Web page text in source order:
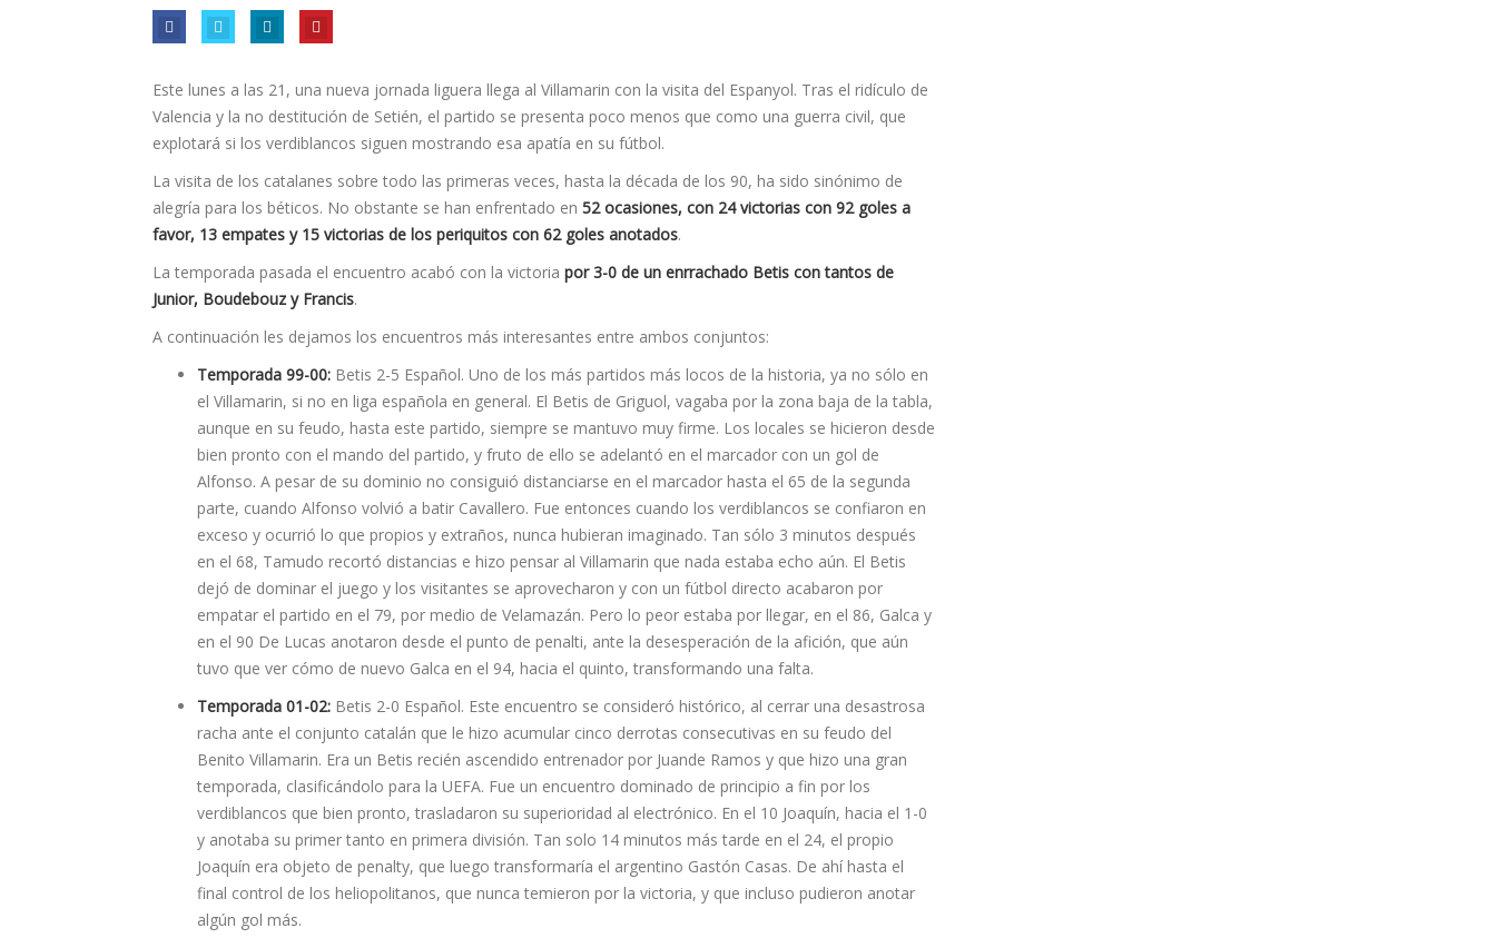
Este lunes a las 21, una nueva jornada liguera llega al Villamarin con la visita del Espanyol. Tras el ridículo de
Valencia y la no destitución de Setién, el partido se presenta poco menos que como una guerra civil, que
explotará si los verdiblancos siguen mostrando esa apatía en su fútbol.
La visita de los catalanes sobre todo las primeras veces, hasta la década de los 90, ha sido sinónimo de
alegría para los béticos. No obstante se han enfrentado en 52 ocasiones, con 24 victorias con 92 goles a
favor, 13 empates y 15 victorias de los periquitos con 62 goles anotados.
La temporada pasada el encuentro acabó con la victoria por 3-0 de un enrrachado Betis con tantos de
Junior, Boudebouz y Francis.
A continuación les dejamos los encuentros más interesantes entre ambos conjuntos:
Temporada 99-00: Betis 2-5 Español. Uno de los más partidos más locos de la historia, ya no sólo en
el Villamarin, si no en liga española en general. El Betis de Griguol, vagaba por la zona baja de la tabla,
aunque en su feudo, hasta este partido, siempre se mantuvo muy firme. Los locales se hicieron desde
bien pronto con el mando del partido, y fruto de ello se adelantó en el marcador con un gol de
Alfonso. A pesar de su dominio no consiguió distanciarse en el marcador hasta el 65 de la segunda
parte, cuando Alfonso volvió a batir Cavallero. Fue entonces cuando los verdiblancos se confiaron en
exceso y ocurrió lo que propios y extraños, nunca hubieran imaginado. Tan sólo 3 minutos después
en el 68, Tamudo recortó distancias e hizo pensar al Villamarin que nada estaba echo aún. El Betis
dejó de dominar el juego y los visitantes se aprovecharon y con un fútbol directo acabaron por
empatar el partido en el 79, por medio de Velamazán. Pero lo peor estaba por llegar, en el 86, Galca y
en el 90 De Lucas anotaron desde el punto de penalti, ante la desesperación de la afición, que aún
tuvo que ver cómo de nuevo Galca en el 94, hacia el quinto, transformando una falta.
Temporada 01-02: Betis 2-0 Español. Este encuentro se consideró histórico, al cerrar una desastrosa
racha ante el conjunto catalán que le hizo acumular cinco derrotas consecutivas en su feudo del
Benito Villamarin. Era un Betis recién ascendido entrenador por Juande Ramos y que hizo una gran
temporada, clasificándolo para la UEFA. Fue un encuentro dominado de principio a fin por los
verdiblancos que bien pronto, trasladaron su superioridad al electrónico. En el 10 Joaquín, hacia el 1-0
y anotaba su primer tanto en primera división. Tan solo 14 minutos más tarde en el 24, el propio
Joaquín era objeto de penalty, que luego transformaría el argentino Gastón Casas. De ahí hasta el
final control de los heliopolitanos, que nunca temieron por la victoria, y que incluso pudieron anotar
algún gol más.